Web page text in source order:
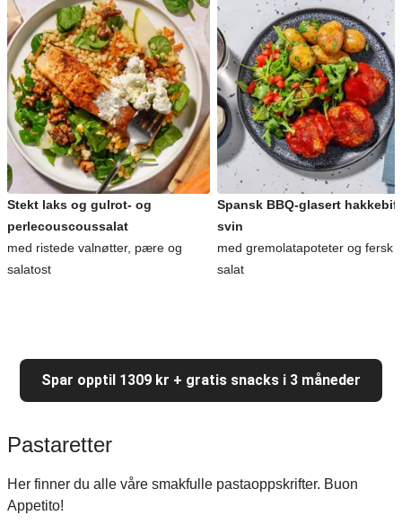
Stekt laks og gulrot- og
perlecouscoussalat
med ristede valnøtter, pære og
salatost
Spansk BBQ-glasert
svin
med gremolatapoteter og fersk
salat
Spar opptil 1309 kr + gratis snacks i 3 måneder
Pastaretter
Her finner du alle våre smakfulle pastaoppskrifter. Buon
Appetito!